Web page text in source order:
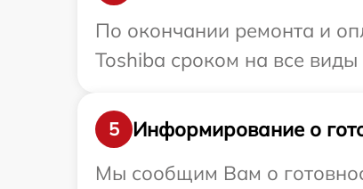
По окончании ремонта и
Toshiba сроком на все виды
5
Информирование о
Мы сообщим Вам о